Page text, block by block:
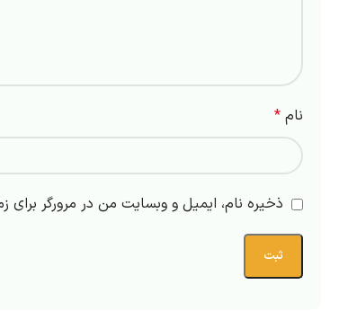
نام *
ذخیره نام، ایمیل و وبسایت من در مرورگر برای